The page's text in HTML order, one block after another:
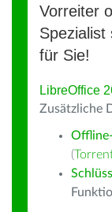
Vorreiter
Spezialist
für Sie!
LibreOffice
Zusätzliche
(